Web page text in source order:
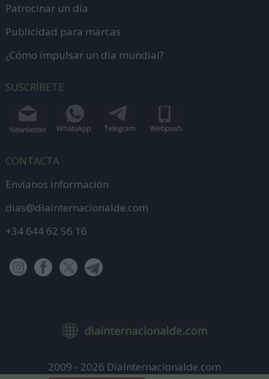
Patrocinar un día
Publicidad para marcas
¿Cómo impulsar un día mundial?
SUSCRÍBETE
CONTACTA
Envíanos información
dias@diainternacionalde.com
+34 644 62 56 16
2009 - 2026 DiaInternacionalde.com